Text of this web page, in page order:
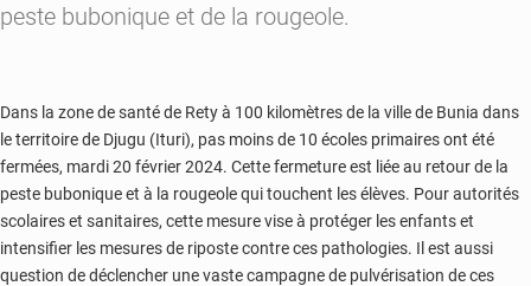
peste bubonique et de la rougeole.
Dans la zone de santé de Rety à 100 kilomètres de la ville de Bunia dans
le territoire de Djugu (Ituri), pas moins de 10 écoles primaires ont été
fermées, mardi 20 février 2024. Cette fermeture est liée au retour de la
peste bubonique et à la rougeole qui touchent les élèves. Pour autorités
scolaires et sanitaires, cette mesure vise à protéger les enfants et
intensifier les mesures de riposte contre ces pathologies. Il est aussi
question de déclencher une vaste campagne de pulvérisation de ces